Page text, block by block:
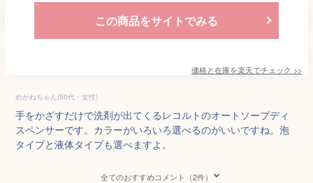
この商品をサイトでみる
価格と在庫を楽天でチェック >>
めがねちゃん(50代・女性)
手をかざすだけで洗剤が出てくるレコルトのオートソープディ
スペンサーです。カラーがいろいろ選べるのがいいですね。泡
タイプと液体タイプも選べますよ。
全てのおすすめコメント（2件）